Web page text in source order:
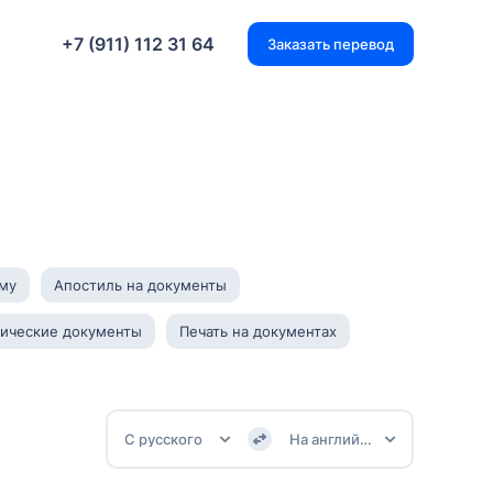
+7 (911) 112 31 64 Заказать перевод
Апостиль на документы
документы Печать на документах
С русского На английский